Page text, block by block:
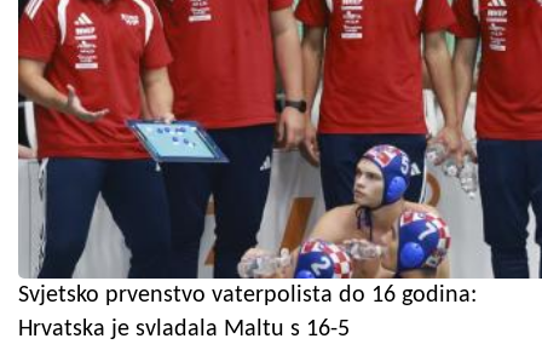
Svjetsko prvenstvo vaterpolista do 16 godina:
Hrvatska je svladala Maltu s 16-5